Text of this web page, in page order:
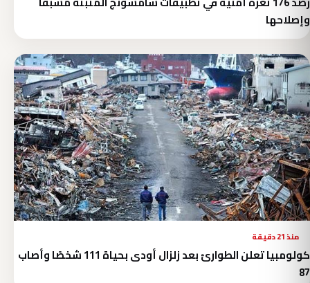
وإصلاحها
منذ 21 دقيقة
كولومبيا تعلن الطوارئ بعد زلزال أودى بحياة 111 شخصًا وأصاب
87